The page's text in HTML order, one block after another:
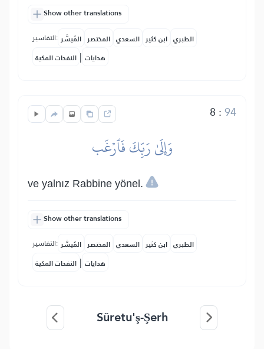
Show other translations
التفاسير: المُيسَّر المختصر السعدي ابن كثير الطبري
النفحات المكية | هدايات
8 :94
وَإِلَىٰ رَبِّكَ فَٱرۡغَب
ve yalnız Rabbine yönel.
Show other translations
التفاسير: المُيسَّر المختصر السعدي ابن كثير الطبري
النفحات المكية | هدايات
Sûretu'ş-Şerh